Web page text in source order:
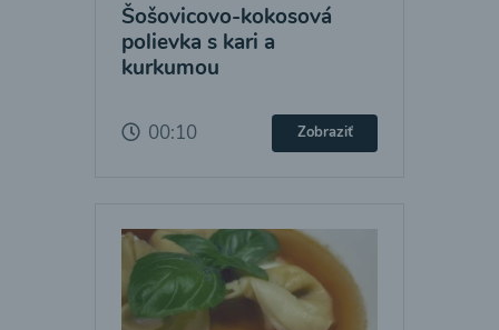
Šošovicovo-kokosová
polievka s kari a
kurkumou
00:10 Zobraziť